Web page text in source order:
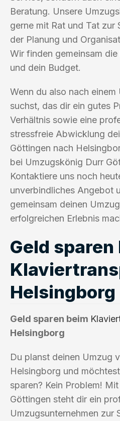
Beratung. Unsere
gerne mit Rat und Tat zur
der Planung und
Wir finden gemeinsam
und dein Budget.
Wenn du also nach einem
suchst, das dir ein gutes
Verhältnis sowie eine
stressfreie Abwicklung
Göttingen nach
bei Umzugskönig Durr
Kontaktiere uns noch
unverbindliches Angebot
gemeinsam deinen
erfolgreichen Erlebnis
Geld sparen
Helsingborg
Geld sparen beim
Helsingborg
Du planst deinen Umzug
Helsingborg und
sparen? Kein Problem!
Göttingen steht dir ein
Umzugsunternehmen zur